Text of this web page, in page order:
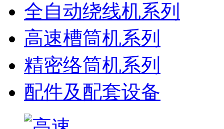
全自动绕线机系列
高速槽筒机系列
精密络筒机系列
配件及配套设备